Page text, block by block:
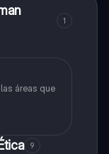
1
áreas que
9